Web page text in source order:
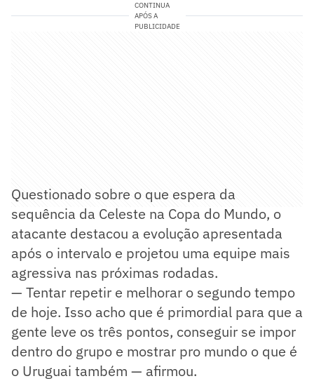
CONTINUA
APÓS A
PUBLICIDADE
Questionado sobre o que espera da
sequência da Celeste na Copa do Mundo, o
atacante destacou a evolução apresentada
após o intervalo e projetou uma equipe mais
agressiva nas próximas rodadas.
— Tentar repetir e melhorar o segundo tempo
de hoje. Isso acho que é primordial para que a
gente leve os três pontos, conseguir se impor
dentro do grupo e mostrar pro mundo o que é
o Uruguai também — afirmou.